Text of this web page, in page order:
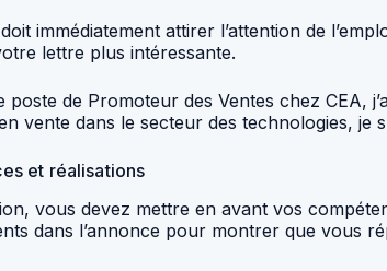
immédiatement attirer l’attention de
lettre plus intéressante.
poste de Promoteur des Ventes chez
vente dans le secteur des technologies,
et réalisations
vous devez mettre en avant vos
dans l’annonce pour montrer que vous